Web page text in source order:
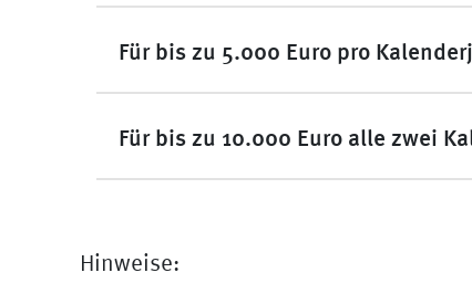
Für bis zu 5.000 Euro pro
Für bis zu 10.000 Euro alle zwei
Hinweise: